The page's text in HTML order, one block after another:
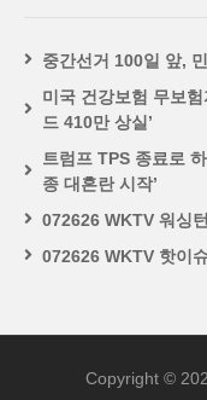
중간선거 100일 앞,
미국 건강보험 무보
드 410만 상실’
트럼프 TPS 종료로
종 대혼란 시작’
072626 WKTV 워싱
072626 WKTV 핫이
Copyright ©